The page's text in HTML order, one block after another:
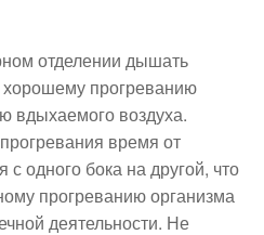
отделении дышать
хорошему прогреванию
вдыхаемого воздуха.
время от
одного бока на другой, что
прогреванию организма
деятельности. Не